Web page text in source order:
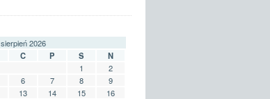
sierpień 2026
C P S
N
1
2
6 7 8
9
13 14 15
16